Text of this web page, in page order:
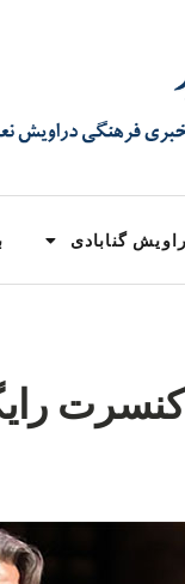
گنابادی